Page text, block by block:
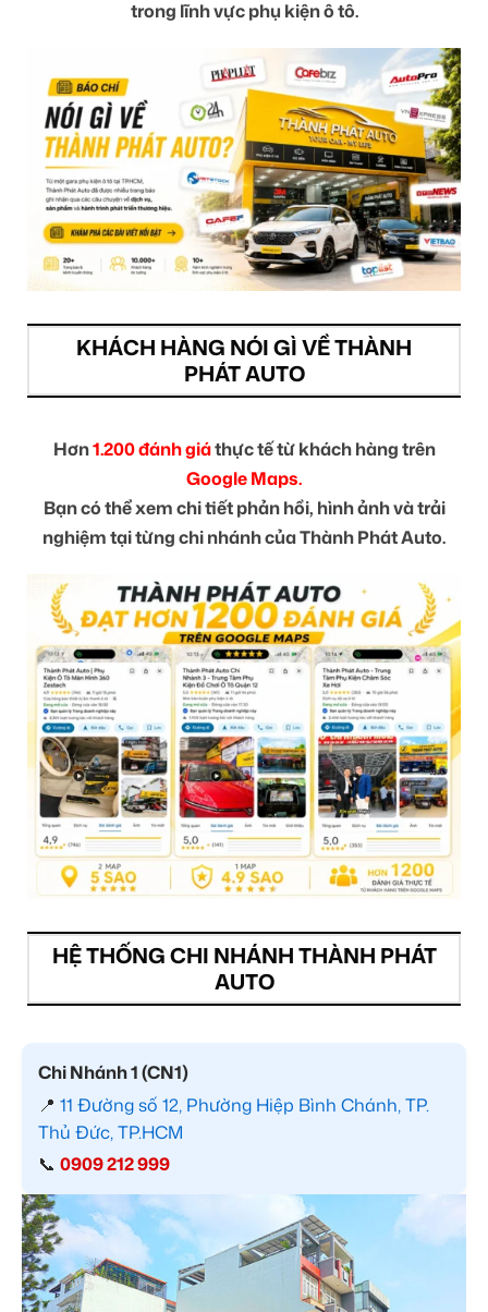
trong lĩnh vực phụ kiện ô tô.
KHÁCH HÀNG NÓI GÌ VỀ THÀNH
PHÁT AUTO
Hơn1.200 đánh giáthực tế từ khách hàng trên
Google Maps.
Bạn có thể xem chi tiết phản hồi, hình ảnh và trải
nghiệm tại từng chi nhánh của Thành Phát Auto.
HỆ THỐNG CHI NHÁNH THÀNH PHÁT
AUTO
Chi Nhánh 1 (CN1)
📍 11 Đường số 12, Phường Hiệp Bình Chánh, TP.
Thủ Đức, TP.HCM
📞 0909 212 999